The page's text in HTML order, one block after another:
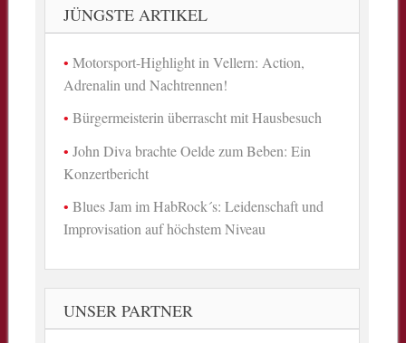
JÜNGSTE ARTIKEL
Motorsport-Highlight in Vellern: Action,
Adrenalin und Nachtrennen!
Bürgermeisterin überrascht mit Hausbesuch
John Diva brachte Oelde zum Beben: Ein
Konzertbericht
Blues Jam im HabRock´s: Leidenschaft und
Improvisation auf höchstem Niveau
UNSER PARTNER